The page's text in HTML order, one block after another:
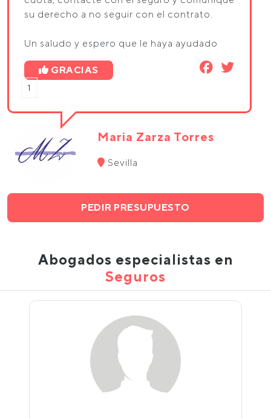
su derecho a no seguir con el contrato.
Un saludo y espero que le haya ayudado
GRACIAS
1
Maria Zarza Torres
Sevilla
PEDIR PRESUPUESTO
Abogados especialistas en
Seguros